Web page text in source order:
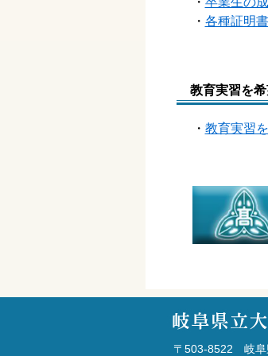
・ 各種証明
教育実習を
・ 教育実習
〒503-8522 岐阜